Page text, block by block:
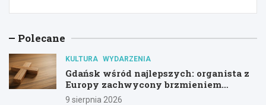
Polecane
KULTURA WYDARZENIA
Gdańsk wśród najlepszych: organista z
Europy zachwycony brzmieniem
kościoła św. Mikołaja
9 sierpnia 2026